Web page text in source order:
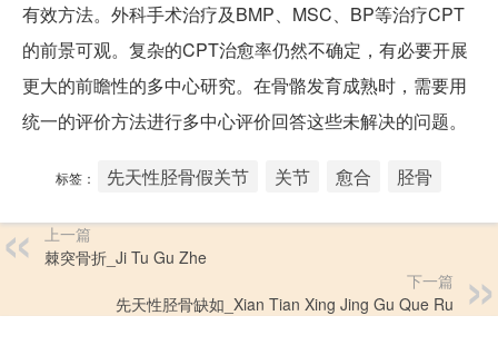
有效方法。外科手术治疗及BMP、MSC、BP等治疗CPT
的前景可观。复杂的CPT治愈率仍然不确定，有必要开展
更大的前瞻性的多中心研究。在骨骼发育成熟时，需要用
统一的评价方法进行多中心评价回答这些未解决的问题。
标签： 先天性胫骨假关节 关节 愈合 胫骨
上一篇
棘突骨折_Ji Tu Gu Zhe
下一篇
先天性胫骨缺如_Xian Tian Xing Jing Gu Que Ru